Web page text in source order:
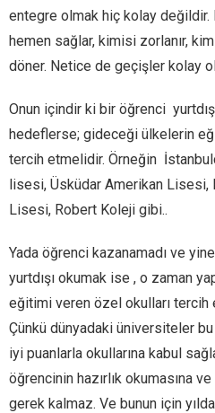
entegre olmak hiç kolay
hemen sağlar, kimisi zorlanır,
döner. Netice de geçişler kolay
Onun içindir ki bir öğrenci
hedeflerse; gideceği ülkelerin
tercih etmelidir. Örneğin
lisesi, Üsküdar Amerikan Lisesi,
Lisesi, Robert Koleji gibi..
Yada öğrenci kazanamadı ve
yurtdışı okumak ise , o zaman
eğitimi veren özel okulları tercih
Çünkü dünyadaki üniversiteler bu
iyi puanlarla okullarına kabul
öğrencinin hazırlık okumasına
gerek kalmaz. Ve bunun için